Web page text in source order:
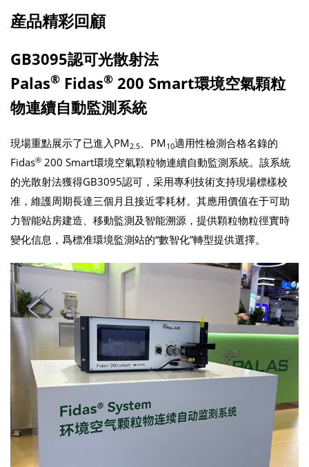
産品精彩回顧
GB3095認可光散射法
Palas® Fidas® 200 Smart環境空氣顆粒
物連續自動監測系統
現場重點展示了已進入PM2.5、PM 10適用性檢測合格名錄的
Fidas® 200 Smart環境空氣顆粒物連續自動監測系統。該系統
的光散射法獲得GB3095認可，采用專利技術支持現場標樣校
准，維護周期長達三個月且接近零耗材。其應用價值在于可助
力智能站房建造、移動監測及智能溯源，提供顆粒物粒徑實時
變化信息，爲標准環境監測站的“數智化”轉型提供選擇。